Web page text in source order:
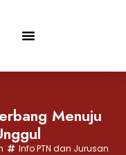
Menuju
Info PTN dan Jurusan